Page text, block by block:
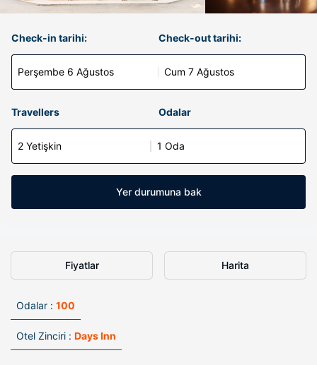
Check-in tarihi:
Perşembe 6 Ağustos
Check-out tarihi:
Cum 7 Ağustos
Travellers Odalar
2 Yetişkin 1 Oda
Yer durumuna bak
Fiyatlar Harita
Odalar : 100
Otel Zinciri : Days Inn